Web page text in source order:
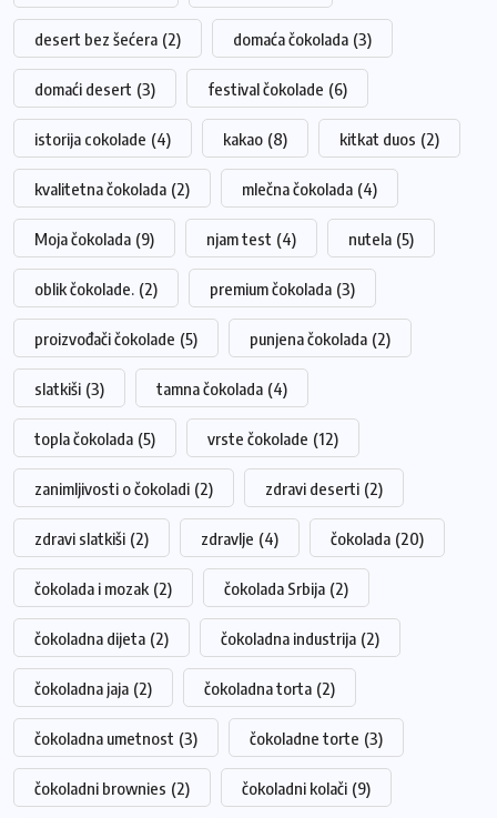
desert bez šećera (2) domaća čokolada (3)
domaći desert (3) festival čokolade (6)
istorija cokolade (4) kakao (8) kitkat duos (2)
kvalitetna čokolada (2) mlečna čokolada (4)
Moja čokolada (9) njam test (4) nutela (5)
oblik čokolade. (2) premium čokolada (3)
proizvođači čokolade (5) punjena čokolada (2)
slatkiši (3) tamna čokolada (4)
topla čokolada (5) vrste čokolade (12)
zanimljivosti o čokoladi (2) zdravi deserti (2)
zdravi slatkiši (2) zdravlje (4) čokolada (20)
čokolada i mozak (2) čokolada Srbija (2)
čokoladna dijeta (2) čokoladna industrija (2)
čokoladna jaja (2) čokoladna torta (2)
čokoladna umetnost (3) čokoladne torte (3)
čokoladni brownies (2) čokoladni kolači (9)